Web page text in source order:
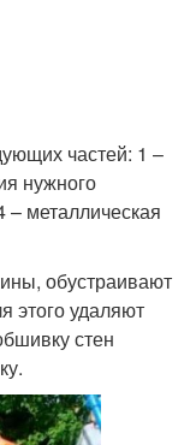
частей: 1 –
нужного
– металлическая
обустраивают
этого удаляют
стен